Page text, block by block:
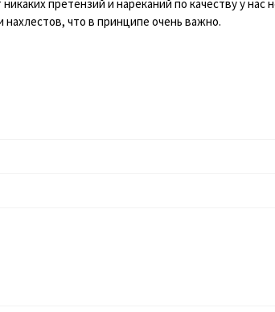
претензий и нареканий по качеству у
что в принципе очень важно.